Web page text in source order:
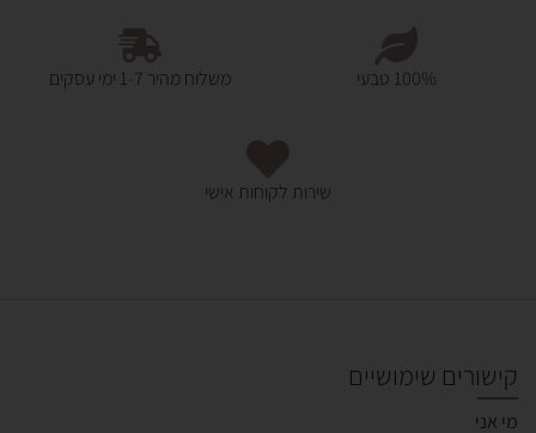
100% טבעי משלוח מהיר 1-7 ימי עסקים
שירות לקוחות אישי
קישורים שימושיים
מי אני